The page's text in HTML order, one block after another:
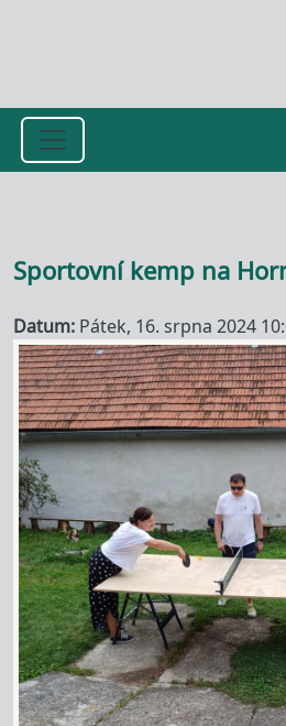
Přejít k hlavnímu obsahu
Sportovní kemp na
Datum Pátek, 16. srpna 2024
Image